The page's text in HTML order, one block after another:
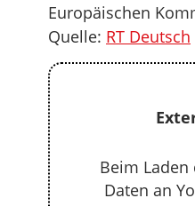
Europäischen
Quelle: RT Deutsch
Beim Laden
Daten an